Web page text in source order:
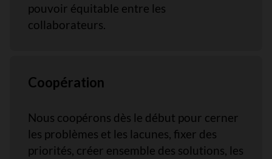
pouvoir équitable entre les
collaborateurs.
Coopération
Nous coopérons dès le début pour cerner
les problèmes et les lacunes, fixer des
priorités, créer ensemble des solutions, les